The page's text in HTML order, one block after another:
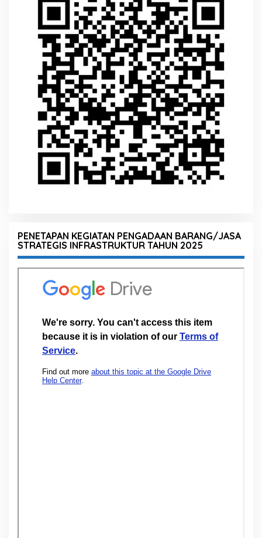
PENETAPAN KEGIATAN PENGADAAN BARANG/JASA
STRATEGIS INFRASTRUKTUR TAHUN 2025